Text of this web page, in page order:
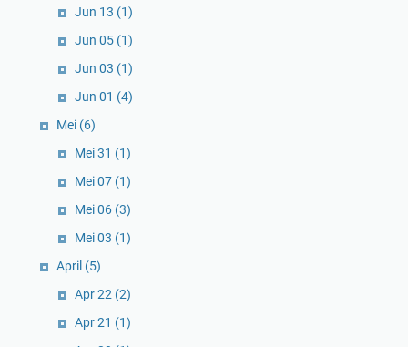
Jun 13 (1)
Jun 05 (1)
Jun 03 (1)
Jun 01 (4)
Mei (6)
Mei 31 (1)
Mei 07 (1)
Mei 06 (3)
Mei 03 (1)
April (5)
Apr 22 (2)
Apr 21 (1)